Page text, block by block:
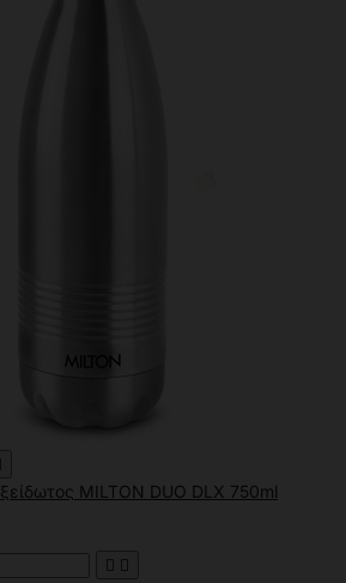
MILTON DUO DLX 750ml
 